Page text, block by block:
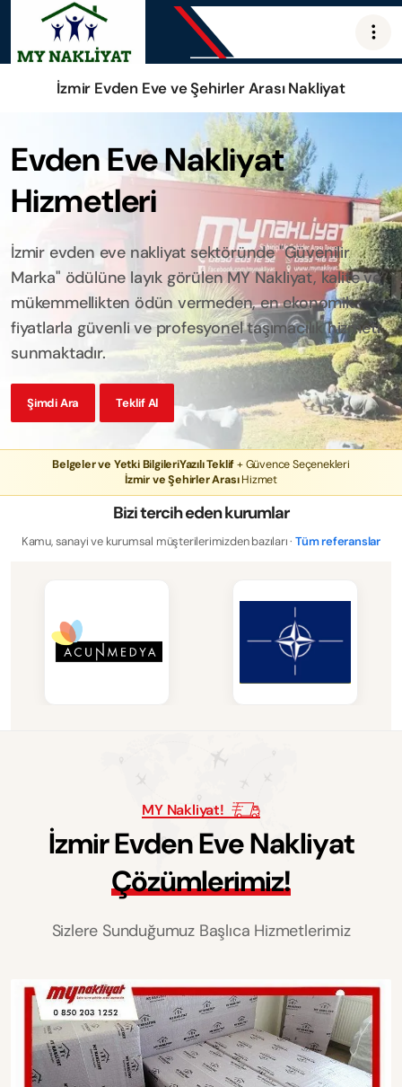
İzmir Evden Eve ve Şehirler Arası Nakliyat
Evden Eve Nakliyat
Hizmetleri
İzmir evden eve nakliyat sektöründe "Güvenilir
Marka" ödülüne layık görülen MY Nakliyat, kalite ve
mükemmellikten ödün vermeden, en ekonomik
fiyatlarla güvenli ve profesyonel taşımacılık hizmeti
sunmaktadır.
Şimdi Ara Teklif Al
Belgeler ve Yetki BilgileriYazılı Teklif+ Güvence Seçenekleri
İzmir ve Şehirler ArasıHizmet
Bizi tercih eden kurumlar
Kamu, sanayi ve kurumsal müşterilerimizden bazıları ·Tüm referanslar
MY Nakliyat!
İzmirEvdenEveNakliyat
Çözümlerimiz!
Sizlere Sunduğumuz Başlıca Hizmetlerimiz